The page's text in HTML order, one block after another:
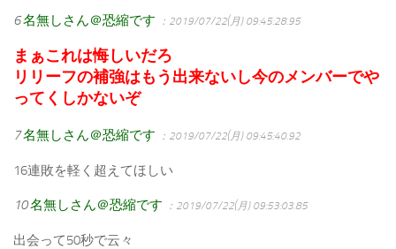
6名無しさん＠恐縮です ：2019/07/22(月) 09:45:28.95
まぁこれは悔しいだろ
リリーフの補強はもう出来ないし今のメンバーでや
ってくしかないぞ
7名無しさん＠恐縮です ：2019/07/22(月) 09:45:40.92
16連敗を軽く超えてほしい
10名無しさん＠恐縮です ：2019/07/22(月) 09:53:03.85
出会って50秒で云々